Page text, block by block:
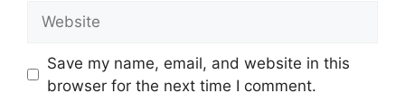
Save my name, email, and website in this
browser for the next time I comment.